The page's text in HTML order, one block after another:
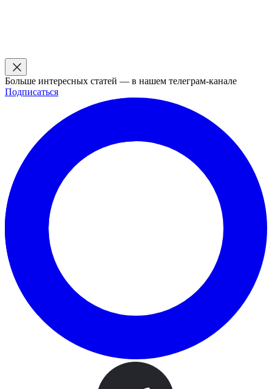
Больше интересных статей — в нашем телеграм-канале
Подписаться